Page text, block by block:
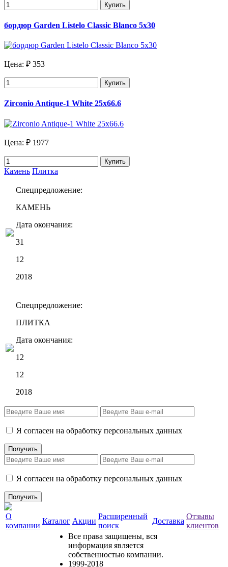
Купить
бордюр Garden Listelo Classic Blanco 5х30
Цена: ₽ 353
Купить
Zirconio Antique-1 White 25х66.6
Цена: ₽ 1977
Купить
Камень Плитка
Спецпредложение:
КАМЕНЬ
Дата окончания:
31
12
2018
Спецпредложение:
ПЛИТКА
Дата окончания:
12
12
2018
Я согласен на обработку персональных данных
Я согласен на обработку персональных данных
О
компании
Каталог Акции
Расширенный
поиск
Доставка
Отзывы
клиентов
Все права защищены, вся
информация является
собственностью компании.
1999-2018